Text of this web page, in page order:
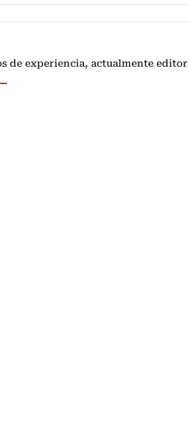
de experiencia, actualmente editor